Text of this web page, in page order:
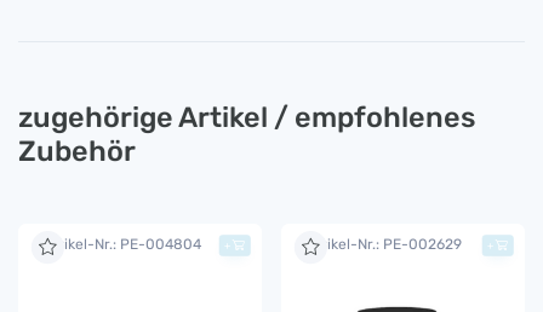
zugehörige Artikel / empfohlenes
Zubehör
Artikel-Nr.: PE-004804 + Artikel-Nr.: PE-002629 +